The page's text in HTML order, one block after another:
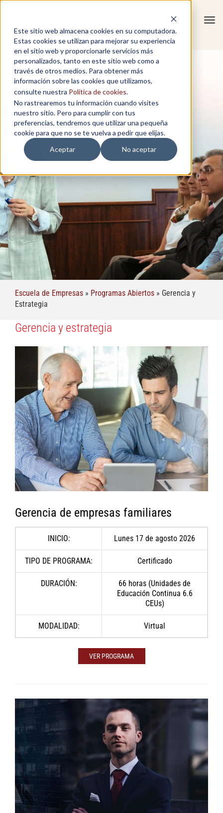
Este sitio web almacena cookies en su computadora.
Estas cookies se utilizan para mejorar su experiencia
en el sitio web y proporcionarle servicios más
personalizados, tanto en este sitio web como a
través de otros medios. Para obtener más
información sobre las cookies que utilizamos,
consulte nuestra Política de cookies.
No rastrearemos tu información cuando visites
nuestro sitio. Pero para cumplir con tus
preferencias, tendremos que utilizar una pequeña
cookie para que no se te vuelva a pedir que elijas.
Aceptar
No aceptar
Escuela de Empresas » Programas Abiertos » Gerencia y
Estrategia
Gerencia y estrategia
Gerencia de empresas familiares
INICIO: Lunes 17 de agosto 2026
TIPO DE PROGRAMA: Certificado
DURACIÓN:
66 horas (Unidades de
Educación Continua 6.6
CEUs)
MODALIDAD: Virtual
VER PROGRAMA